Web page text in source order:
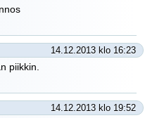
14.12.2013 klo 16:23
piikkin.
14.12.2013 klo 19:52